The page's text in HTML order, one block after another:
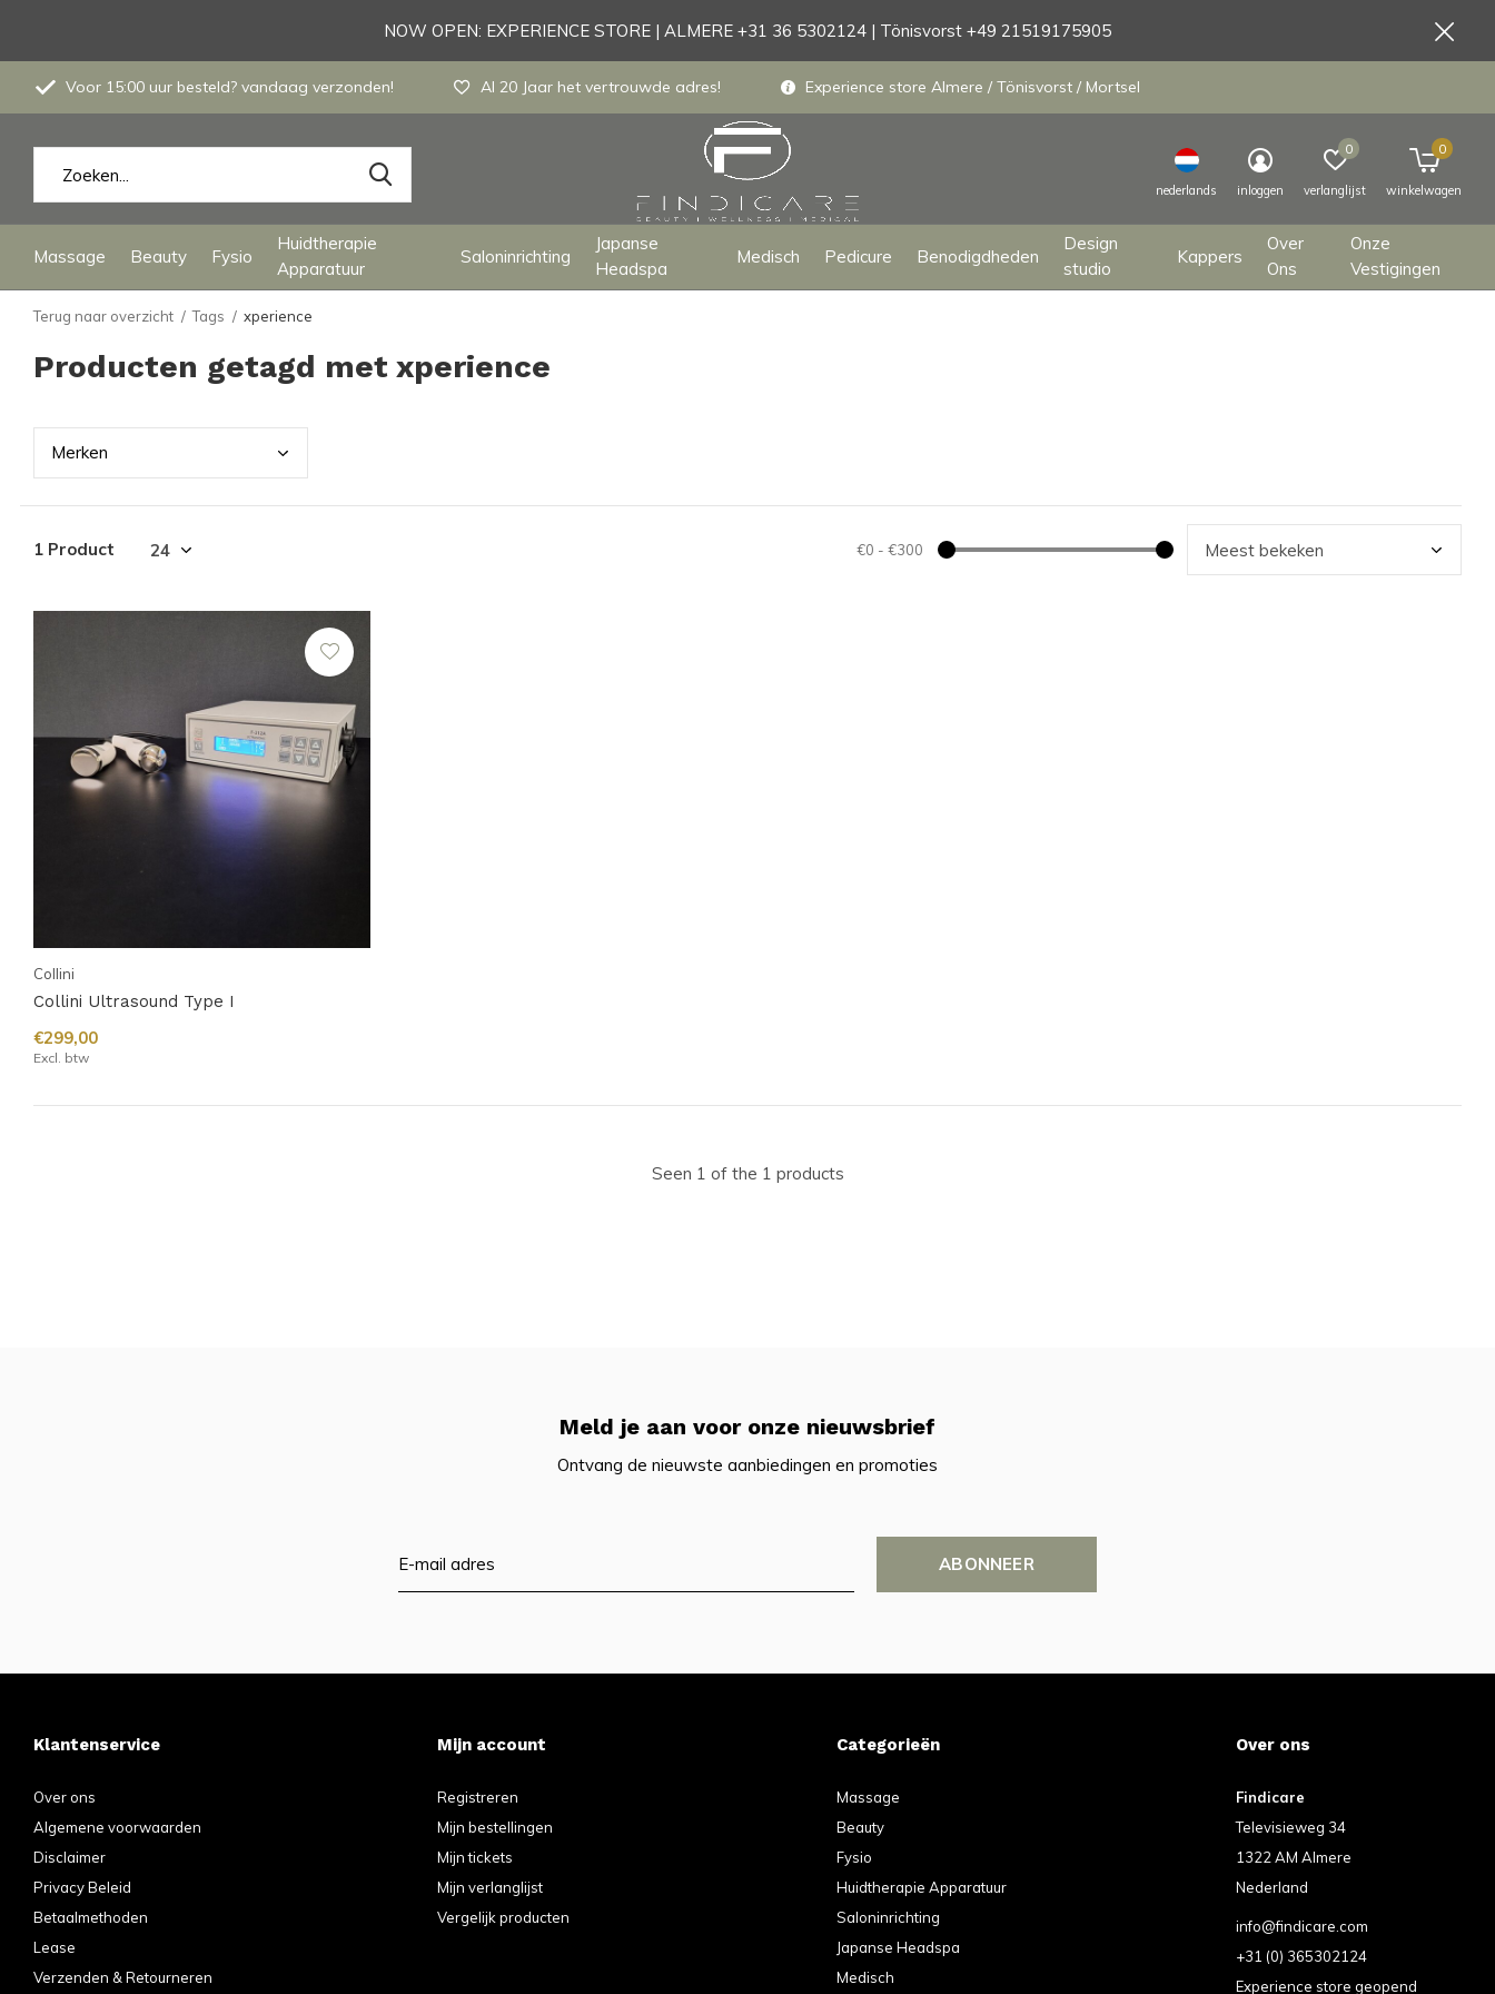
Massage Beauty Fysio
Huidtherapie
Apparatuur
Saloninrichting
Japanse
Headspa
Medisch Pedicure Benodigdheden
Design
studio
Kappers
Over
Ons
Onze
Vestigingen
nederlands inloggen verlanglijst
0
winkelwagen
0
Voor 15:00 uur besteld? vandaag verzonden! Al 20 Jaar het vertrouwde adres! Experience store Almere / Tönisvorst / Mortsel
NOW OPEN: EXPERIENCE STORE | ALMERE +31 36 5302124 | Tönisvorst +49 21519175905
Terug naar overzicht Tags xperience
Producten getagd met xperience
Merken
1 Product €0 - €300
Collini
Collini Ultrasound Type I
€299,00
Excl. btw
Seen 1 of the 1 products
Meld je aan voor onze nieuwsbrief
Ontvang de nieuwste aanbiedingen en promoties
ABONNEER
Klantenservice
Over ons
Algemene voorwaarden
Disclaimer
Privacy Beleid
Betaalmethoden
Lease
Verzenden & Retourneren
Mijn account
Registreren
Mijn bestellingen
Mijn tickets
Mijn verlanglijst
Vergelijk producten
Categorieën
Massage
Beauty
Fysio
Huidtherapie Apparatuur
Saloninrichting
Japanse Headspa
Medisch
Over ons
Findicare
Televisieweg 34
1322 AM Almere
Nederland
info@findicare.com
+31 (0) 365302124
Experience store geopend